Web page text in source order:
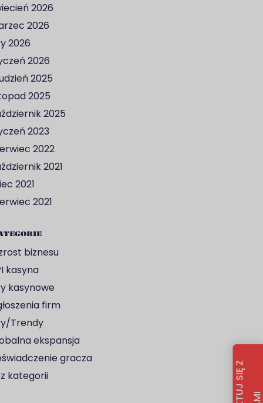
2026
2026
2026
2026
2025
2025
2025
2023
2022
2021
2021
2021
biznesu
kasyna
kasynowe
firm
Trendy
ekspansja
gracza
kategorii